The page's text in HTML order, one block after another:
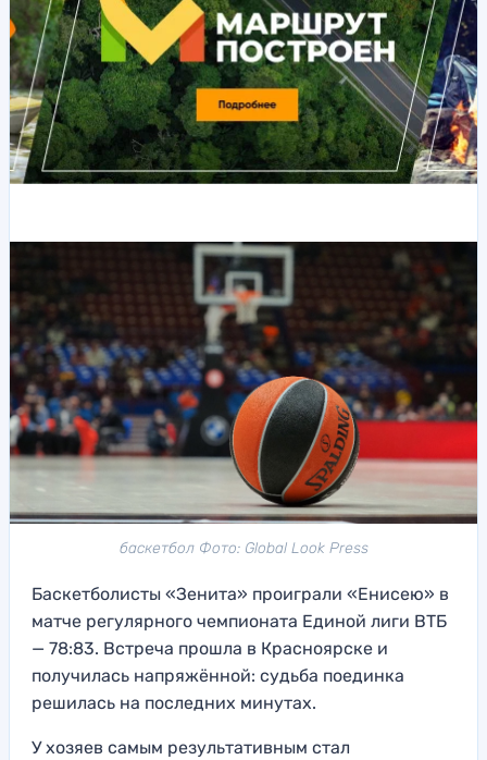
баскетбол Фото: Global Look Press
Баскетболисты «Зенита» проиграли «Енисею» в
матче регулярного чемпионата Единой лиги ВТБ
— 78:83. Встреча прошла в Красноярске и
получилась напряжённой: судьба поединка
решилась на последних минутах.
У хозяев самым результативным стал